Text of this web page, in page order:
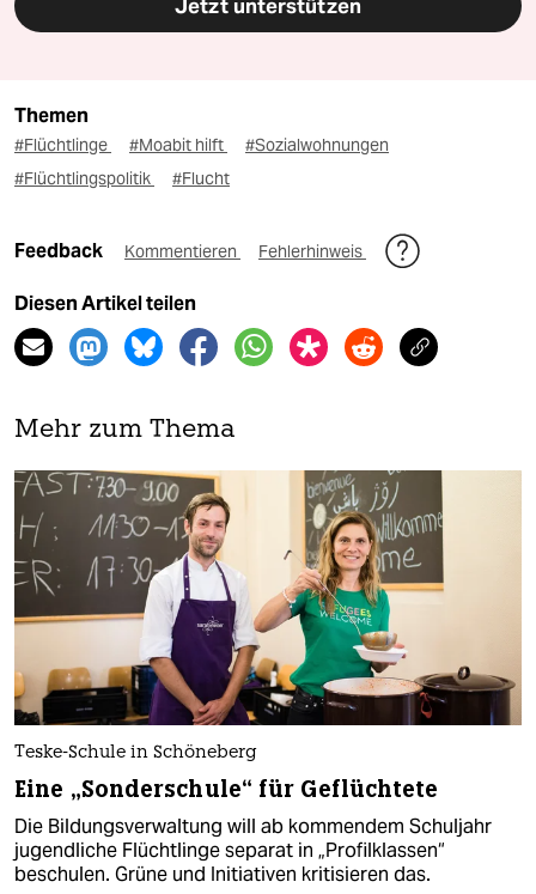
Jetzt unterstützen
Themen
#Flüchtlinge #Moabit hilft
#Sozialwohnungen
#Flüchtlingspolitik
#Flucht
Feedback Kommentieren Fehlerhinweis
Diesen Artikel teilen
Mehr zum Thema
Teske-Schule in Schöneberg
Eine „Sonderschule“ für Geflüchtete
Die Bildungsverwaltung will ab kommendem Schuljahr
jugendliche Flüchtlinge separat in „Profilklassen“
beschulen. Grüne und Initiativen kritisieren das.